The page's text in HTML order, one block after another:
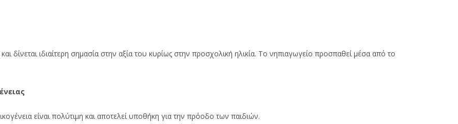
δίνεται ιδιαίτερη σημασία στην αξία του κυρίως στην προσχολική ηλικία. Το νηπιαγωγείο προσπαθεί μέσα από το
είναι πολύτιμη και αποτελεί υποθήκη για την πρόοδο των παιδιών.